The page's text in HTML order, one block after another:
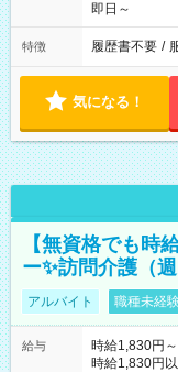
即日～
特徴 履歴書不要 /
気になる！
【無資格でも時
ー✨訪問介護（
アルバイト 職種未経
給与
時給1,830円～
時給1,830円